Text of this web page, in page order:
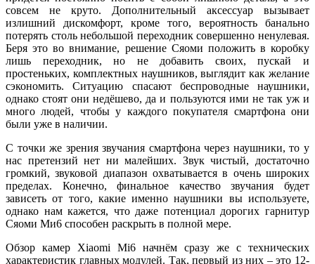
совсем не круто. Дополнительный аксессуар вызывает
излишний дискомфорт, кроме того, вероятность банально
потерять столь небольшой переходник совершенно ненулевая.
Беря это во внимание, решение Сяоми положить в коробку
лишь переходник, но не добавить своих, пускай и
простеньких, комплектных наушников, выглядит как желание
сэкономить. Ситуацию спасают беспроводные наушники,
однако стоят они недёшево, да и пользуются ими не так уж и
много людей, чтобы у каждого покупателя смартфона они
были уже в наличии.
С точки же зрения звучания смартфона через наушники, то у
нас претензий нет ни малейших. Звук чистый, достаточно
громкий, звуковой диапазон охватывается в очень широких
пределах. Конечно, финальное качество звучания будет
зависеть от того, какие именно наушники вы используете,
однако нам кажется, что даже потенциал дорогих гарнитур
Сяоми Ми6 способен раскрыть в полной мере.
Обзор камер Xiaomi Mi6 начнём сразу же с технических
характеристик главных модулей. Так, первый из них – это 12-